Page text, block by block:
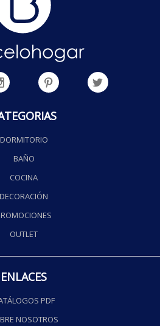
DORMITORIO
BAÑO
COCINA
DECORACIÓN
OUTLET
ENLACES
PDF
NOSOTROS